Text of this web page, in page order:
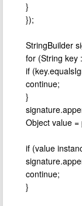
}
});
StringBuilder
for (String key
if
continue;
}
Object value
if (value
continue;
}